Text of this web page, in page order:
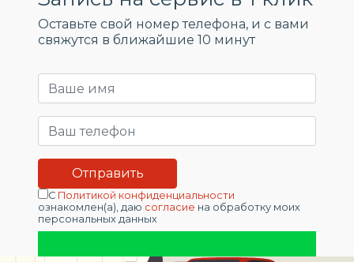
Оставьте свой номер телефона, и c вами
свяжутся в ближайшие 10 минут
С Политикой конфиденциальности
ознакомлен(а), даю согласие на обработку моих
персональных данных